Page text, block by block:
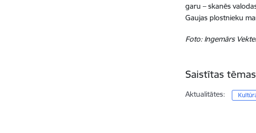
garu – skanēs
Gaujas plostnieku
Foto: Ingemārs
Saistītas tēmas
Aktualitātes: